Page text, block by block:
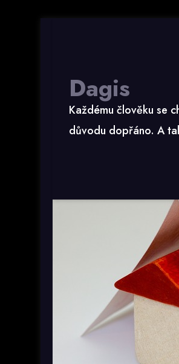
Dagis
Každému člověku se
důvodu dopřáno. A
Neudělejte